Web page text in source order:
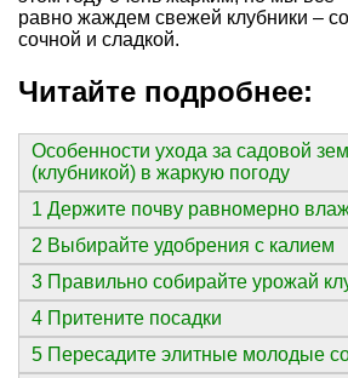
равно жаждем свежей клубники –
сочной и сладкой.
Читайте подробнее:
Особенности ухода за садовой
(клубникой) в жаркую погоду
1 Держите почву равномерно
2 Выбирайте удобрения с калием
3 Правильно собирайте урожай
4 Притените посадки
5 Пересадите элитные молодые